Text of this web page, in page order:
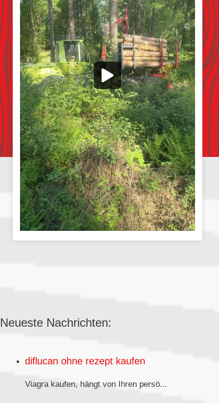
Neueste Nachrichten:
diflucan ohne rezept kaufen
Viagra kaufen, hängt von Ihren persö...